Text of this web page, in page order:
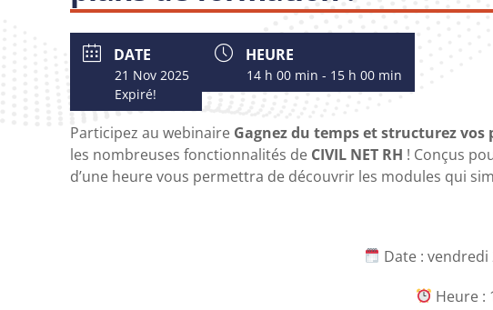
DATE
21 Nov 2025
Expiré!
HEURE
14 h 00 min - 15 h 00 min
Participez au webinaire Gagnez du temps et structurez
les nombreuses fonctionnalités de CIVIL NET RH ! Conçus
d’une heure vous permettra de découvrir les modules qui
Date :
Heure :